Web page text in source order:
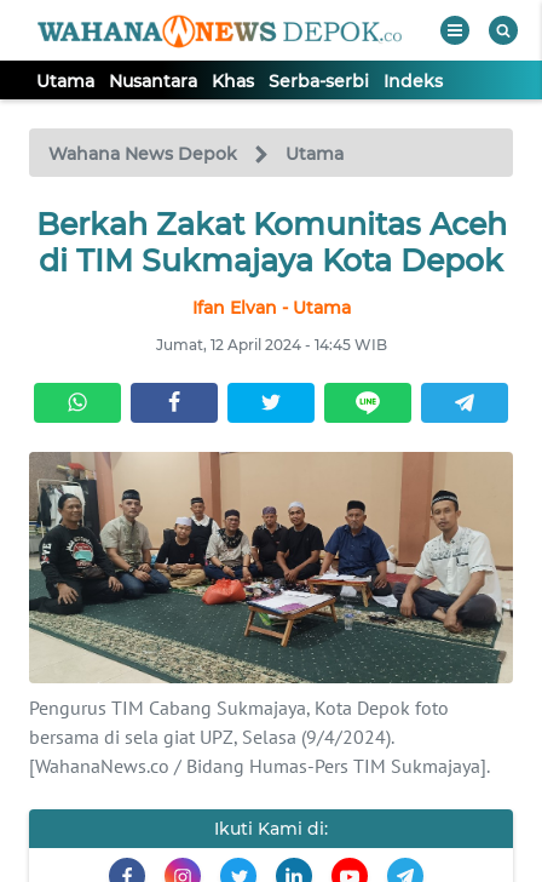
Utama Nusantara Khas Serba-serbi Indeks
Wahana News Depok Utama
Berkah Zakat Komunitas Aceh
di TIM Sukmajaya Kota Depok
Ifan Elvan - Utama
Jumat, 12 April 2024 - 14:45 WIB
Pengurus TIM Cabang Sukmajaya, Kota Depok foto
bersama di sela giat UPZ, Selasa (9/4/2024).
[WahanaNews.co / Bidang Humas-Pers TIM Sukmajaya].
Ikuti Kami di:
TV
Tutup
UTAMA
SERBA-
SERBI
Informasi
INDEKS
BERITA
KONTAK
KAMI
INFO
IKLAN